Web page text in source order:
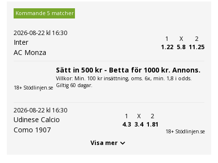
Kommande 5 matcher
2026-08-22 kl 16:30
Inter
AC Monza
1
1.22
X
5.8
2
11.25
18+ Stödlinjen.se
Sätt in 500 kr - Betta för 1000 kr. Annons.
Villkor: Min. 100 kr insättning, oms. 6x, min. 1,8 i odds.
Giltig 60 dagar.
2026-08-22 kl 16:30
Udinese Calcio
Como 1907
1
4.3
X
3.4
2
1.81
18+ Stödlinjen.se
Visa mer